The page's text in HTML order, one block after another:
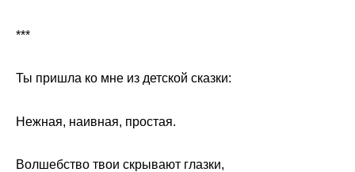
***
Ты пришла ко мне из детской сказки:
Нежная, наивная, простая.
Волшебство твои скрывают глазки,